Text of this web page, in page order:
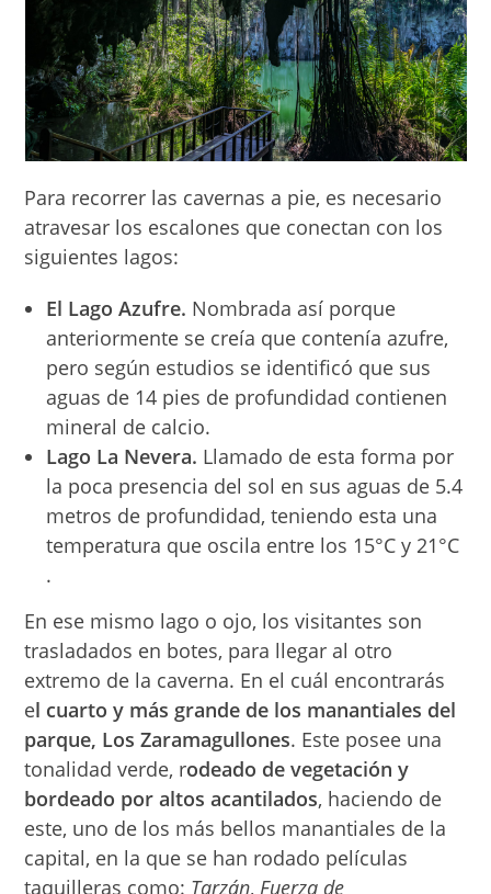
Para recorrer las cavernas a pie, es necesario
atravesar los escalones que conectan con los
siguientes lagos:
El Lago Azufre. Nombrada así porque
anteriormente se creía que contenía azufre,
pero según estudios se identificó que sus
aguas de 14 pies de profundidad contienen
mineral de calcio.
Lago La Nevera. Llamado de esta forma por
la poca presencia del sol en sus aguas de 5.4
metros de profundidad, teniendo esta una
temperatura que oscila entre los 15°C y 21°C
.
En ese mismo lago o ojo, los visitantes son
trasladados en botes, para llegar al otro
extremo de la caverna. En el cuál encontrarás
el cuarto y más grande de los manantiales del
parque, Los Zaramagullones. Este posee una
tonalidad verde, rodeado de vegetación y
bordeado por altos acantilados, haciendo de
este, uno de los más bellos manantiales de la
capital, en la que se han rodado películas
taquilleras como: Tarzán, Fuerza de